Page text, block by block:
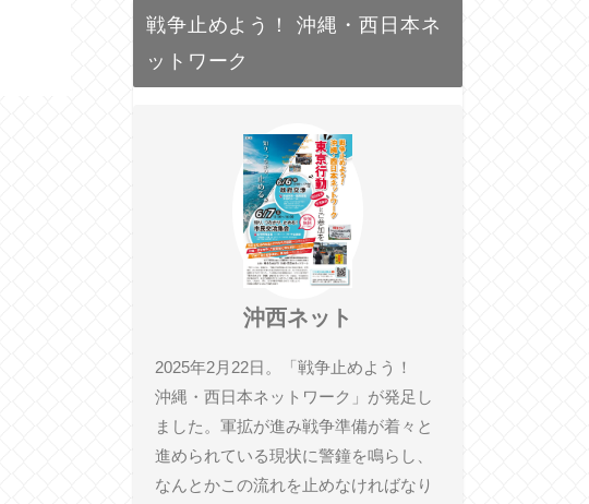
戦争止めよう！ 沖縄・西日本ネ
ットワーク
沖西ネット
2025年2月22日。「戦争止めよう！
沖縄・西日本ネットワーク」が発足し
ました。軍拡が進み戦争準備が着々と
進められている現状に警鐘を鳴らし、
なんとかこの流れを止めなければなり